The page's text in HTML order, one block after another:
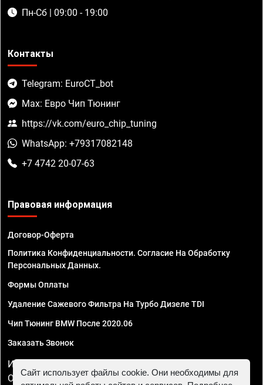
Пн-Сб | 09:00 - 19:00
Контакты
Telegram: EuroCT_bot
Max: Евро Чип Тюнинг
https://vk.com/euro_chip_tuning
WhatsApp: +79317082148
+7 4742 20-07-63
Правовая информация
Договор-Оферта
Политика Конфиденциальности. Согласие На Обработку
Персональных Данных.
Формы Оплаты
Удаление Сажевого Фильтра На Турбо Дизеле TDI
Чип Тюнинг BMW После 2020.06
Заказать Звонок
ИП Смирнов Георгий Павлович. ИНН 781302555843,
ОГРНИП 324470400032610
Сайт использует файлы cookie. Они необходимы для